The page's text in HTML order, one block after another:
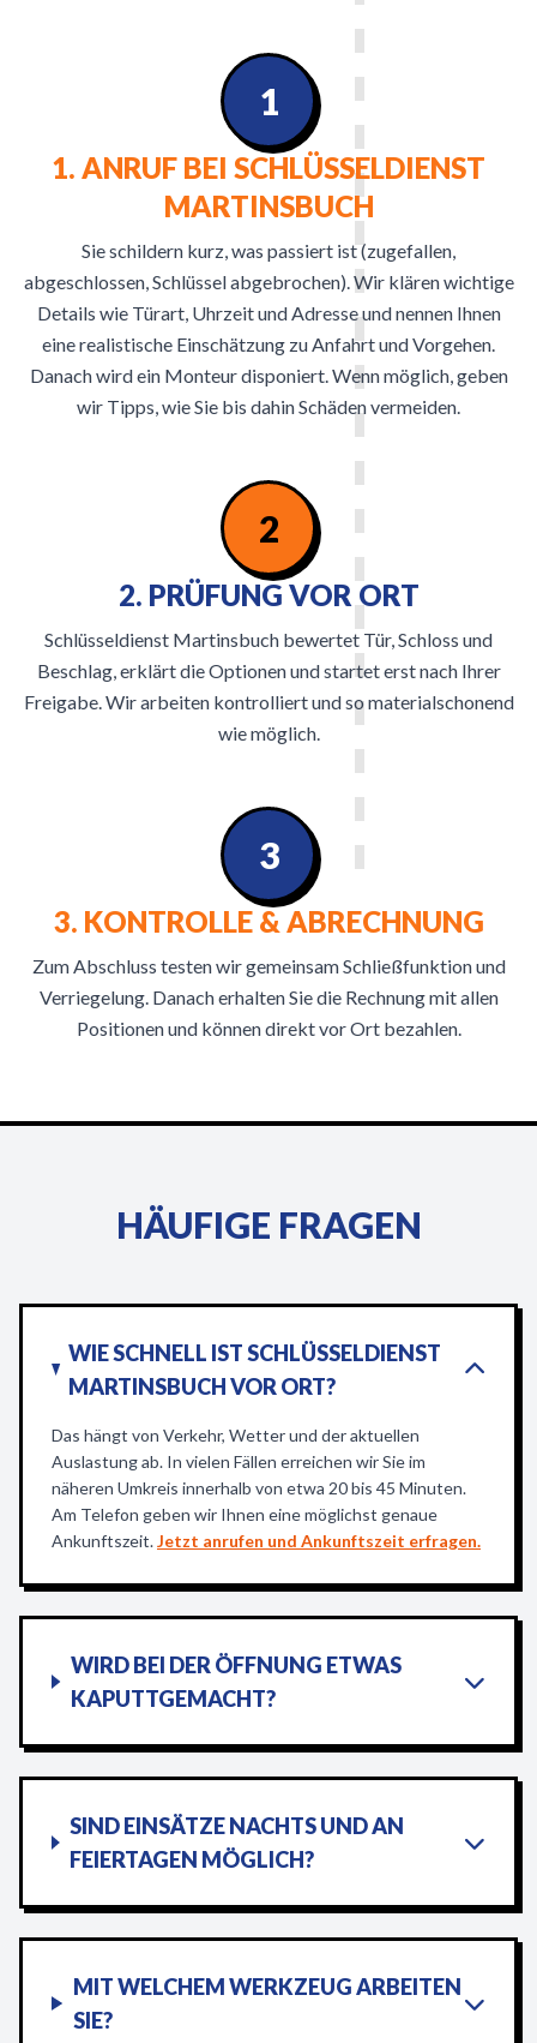
1. ANRUF BEI SCHLÜSSELDIENST
MARTINSBUCH
Sie schildern kurz, was passiert ist (zugefallen,
abgeschlossen, Schlüssel abgebrochen). Wir klären wichtige
Details wie Türart, Uhrzeit und Adresse und nennen Ihnen
eine realistische Einschätzung zu Anfahrt und Vorgehen.
Danach wird ein Monteur disponiert. Wenn möglich, geben
wir Tipps, wie Sie bis dahin Schäden vermeiden.
1
2
2. PRÜFUNG VOR ORT
Schlüsseldienst Martinsbuch bewertet Tür, Schloss und
Beschlag, erklärt die Optionen und startet erst nach Ihrer
Freigabe. Wir arbeiten kontrolliert und so materialschonend
wie möglich.
3. KONTROLLE & ABRECHNUNG
Zum Abschluss testen wir gemeinsam Schließfunktion und
Verriegelung. Danach erhalten Sie die Rechnung mit allen
Positionen und können direkt vor Ort bezahlen.
3
HÄUFIGE FRAGEN
WIE SCHNELL IST SCHLÜSSELDIENST
MARTINSBUCH VOR ORT?
Das hängt von Verkehr, Wetter und der aktuellen
Auslastung ab. In vielen Fällen erreichen wir Sie im
näheren Umkreis innerhalb von etwa 20 bis 45 Minuten.
Am Telefon geben wir Ihnen eine möglichst genaue
Ankunftszeit.Jetzt anrufen und Ankunftszeit erfragen.
WIRD BEI DER ÖFFNUNG ETWAS
KAPUTTGEMACHT?
SIND EINSÄTZE NACHTS UND AN
FEIERTAGEN MÖGLICH?
MIT WELCHEM WERKZEUG ARBEITEN
SIE?